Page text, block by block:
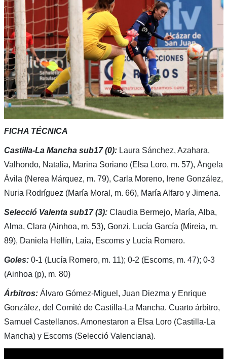
FICHA TÉCNICA
Castilla-La Mancha sub17 (0):Laura Sánchez, Azahara,
Valhondo, Natalia, Marina Soriano (Elsa Loro, m. 57), Ángela
Ávila (Nerea Márquez, m. 79), Carla Moreno, Irene González,
Nuria Rodríguez (María Moral, m. 66), María Alfaro y Jimena.
Selecció Valenta sub17 (3):Claudia Bermejo, María, Alba,
Alma, Clara (Ainhoa, m. 53), Gonzi, Lucía García (Mireia, m.
89), Daniela Hellín, Laia, Escoms y Lucía Romero.
Goles:0-1 (Lucía Romero, m. 11); 0-2 (Escoms, m. 47); 0-3
(Ainhoa (p), m. 80)
Árbitros:Álvaro Gómez-Miguel, Juan Diezma y Enrique
González, del Comité de Castilla-La Mancha. Cuarto árbitro,
Samuel Castellanos. Amonestaron a Elsa Loro (Castilla-La
Mancha) y Escoms (Selecció Valenciana).